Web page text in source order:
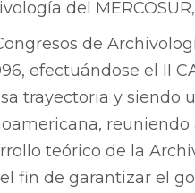
del
de
efectuándose el II
trayectoria y siendo
reuniendo
teórico de la
fin de garantizar el